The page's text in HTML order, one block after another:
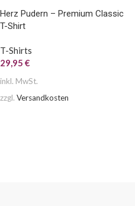
Herz Pudern – Premium Classic
T-Shirt
T-Shirts
29,95 €
inkl. MwSt.
zzgl. Versandkosten